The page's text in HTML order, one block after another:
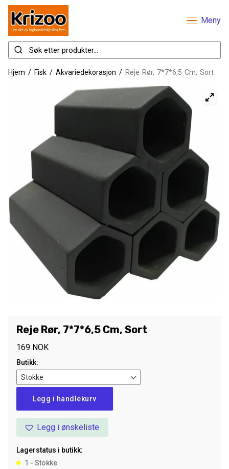
Meny
Hjem / Fisk / Akvariedekorasjon / Reje Rør, 7*7*6,5 Cm, Sort
Reje Rør, 7*7*6,5 Cm, Sort
169 NOK
Butikk:
7*7*6,5
Cm,
antall
Legg i handlekurv
Legg i ønskeliste
Lagerstatus i butikk:
1 - Stokke